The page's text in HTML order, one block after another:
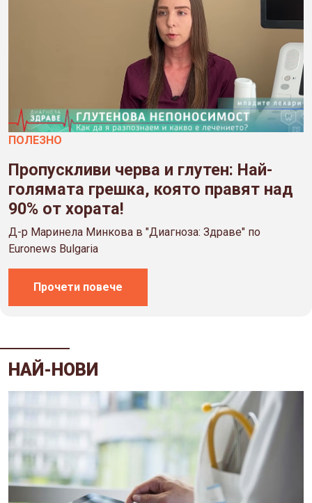
ПОЛЕЗНO
Пропускливи черва и глутен: Най-
голямата грешка, която правят над
90% от хората!
Д-р Маринела Минкова в "Диагноза: Здраве" по
Euronews Bulgaria
Прочети повече
НАЙ-НОВИ